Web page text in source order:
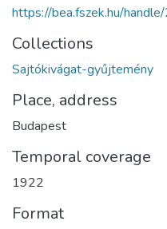
https://bea.fszek.hu/
Collections
Sajtókivágat-gyűjtemény
Place, address
Budapest
Temporal coverage
1922
Format